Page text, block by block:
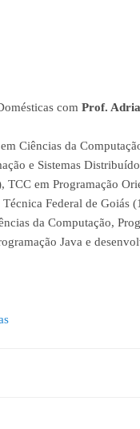
comProf.
Ciências da
e Sistemas
TCC em Programação
Federal de Goiás
da Computação,
Java e